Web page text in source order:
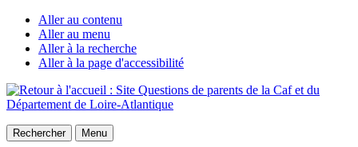
Aller au contenu
Aller au menu
Aller à la recherche
Aller à la page d'accessibilité
Rechercher Menu